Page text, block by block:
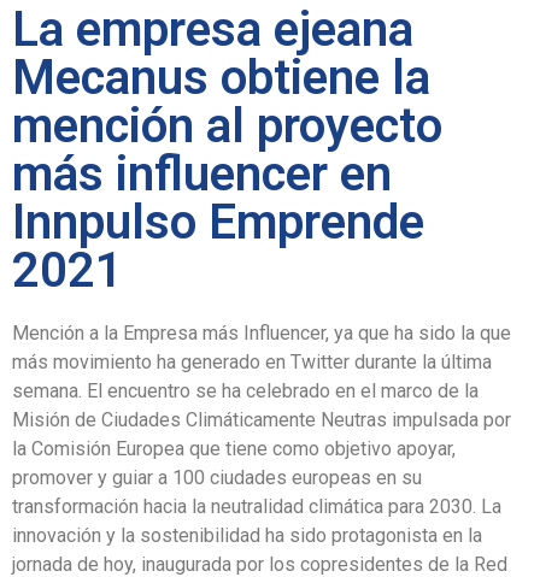
La empresa ejeana
Mecanus obtiene la
mención al proyecto
más influencer en
Innpulso Emprende
2021
Mención a la Empresa más Influencer, ya que ha sido la que
más movimiento ha generado en Twitter durante la última
semana. El encuentro se ha celebrado en el marco de la
Misión de Ciudades Climáticamente Neutras impulsada por
la Comisión Europea que tiene como objetivo apoyar,
promover y guiar a 100 ciudades europeas en su
transformación hacia la neutralidad climática para 2030. La
innovación y la sostenibilidad ha sido protagonista en la
jornada de hoy, inaugurada por los copresidentes de la Red